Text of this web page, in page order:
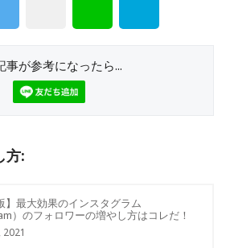
事が参考になったら...
方:
】最大効果のインスタグラム
）のフォロワーの増やし方はコレだ！